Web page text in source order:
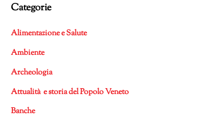
Categorie
Alimentazione e Salute
Ambiente
Archeologia
Attualità e storia del Popolo Veneto
Banche